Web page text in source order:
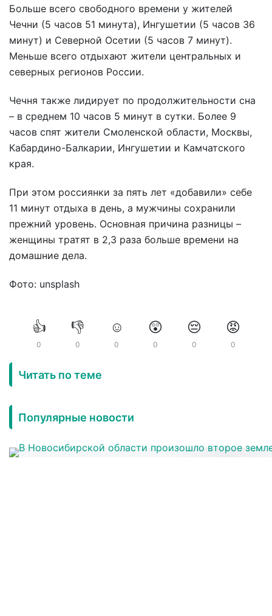
Больше всего свободного времени у жителей
Чечни (5 часов 51 минута), Ингушетии (5 часов 36
минут) и Северной Осетии (5 часов 7 минут).
Меньше всего отдыхают жители центральных и
северных регионов России.
Чечня также лидирует по продолжительности сна
– в среднем 10 часов 5 минут в сутки. Более 9
часов спят жители Смоленской области, Москвы,
Кабардино-Балкарии, Ингушетии и Камчатского
края.
При этом россиянки за пять лет «добавили» себе
11 минут отдыха в день, а мужчины сохранили
прежний уровень. Основная причина разницы –
женщины тратят в 2,3 раза больше времени на
домашние дела.
Фото: unsplash
👍
0
👎
0
☺️
0
😲
0
😔
0
😡
0
Читать по теме
Популярные новости